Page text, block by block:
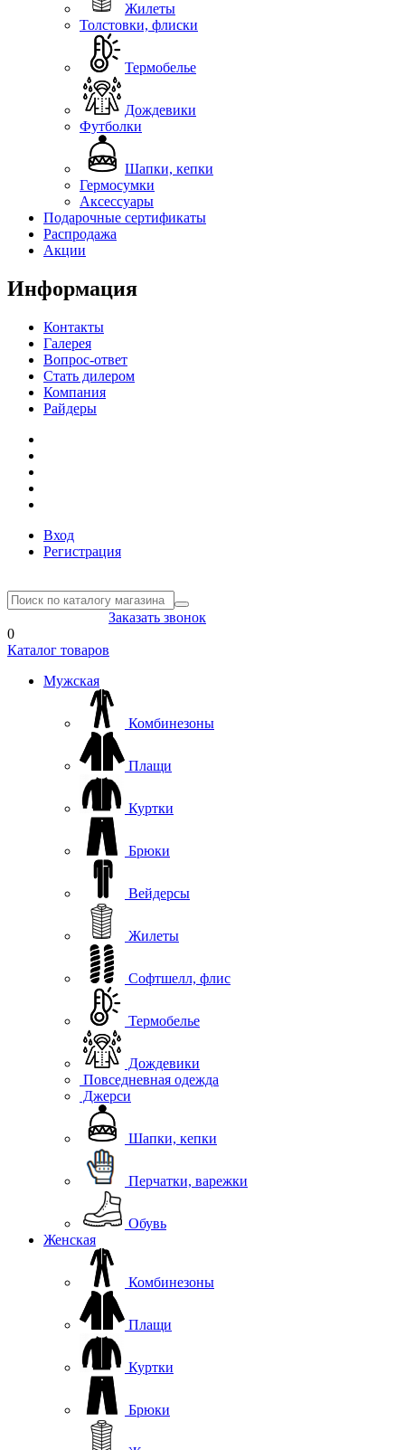
Жилеты
Толстовки, флиски
Термобелье
Дождевики
Футболки
Шапки, кепки
Гермосумки
Аксессуары
Подарочные сертификаты
Распродажа
Акции
Информация
Контакты
Галерея
Вопрос-ответ
Стать дилером
Компания
Райдеры
Вход
Регистрация
Заказать звонок
0
Каталог товаров
Мужская
Комбинезоны
Плащи
Куртки
Брюки
Вейдерсы
Жилеты
Софтшелл, флис
Термобелье
Дождевики
Повседневная одежда
Джерси
Шапки, кепки
Перчатки, варежки
Обувь
Женская
Комбинезоны
Плащи
Куртки
Брюки